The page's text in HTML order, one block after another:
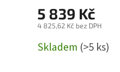
5 839 Kč
4 825,62 Kč bez DPH
cena:
Skladem (>5 ks)